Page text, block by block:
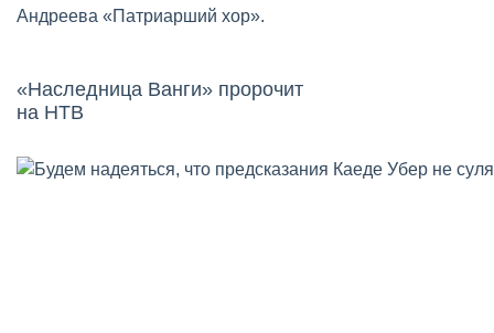
Андреева «Патриарший хор».
«Наследница Ванги» пророчит
на НТВ